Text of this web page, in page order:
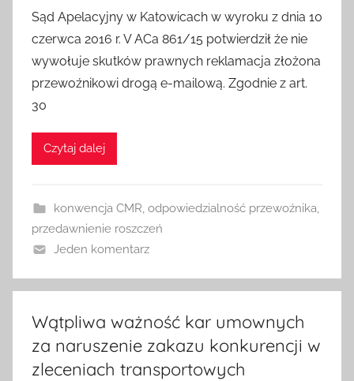
Sąd Apelacyjny w Katowicach w wyroku z dnia 10
czerwca 2016 r. V ACa 861/15 potwierdził że nie
wywołuje skutków prawnych reklamacja złożona
przewoźnikowi drogą e-mailową. Zgodnie z art.
30
Czytaj dalej
konwencja CMR, odpowiedzialność przewoźnika,
przedawnienie roszczeń
Jeden komentarz
Wątpliwa ważność kar umownych
za naruszenie zakazu konkurencji w
zleceniach transportowych